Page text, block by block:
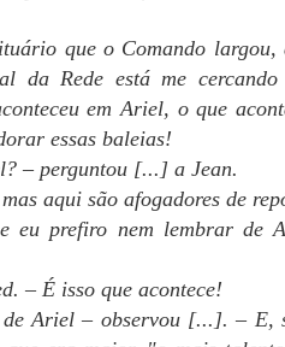
que o Comando
da Rede está me
em Ariel, o que
essas baleias!
– perguntou [...] a Jean.
aqui são afogadores de
eu prefiro nem lembrar de
– É isso que acontece!
Ariel – observou [...]. – E,
(arg!), e a capa.
faz parte do capítulo 11.
que trabalhou nos
com outras
não vai conseguir
que já iniciou a revisão!